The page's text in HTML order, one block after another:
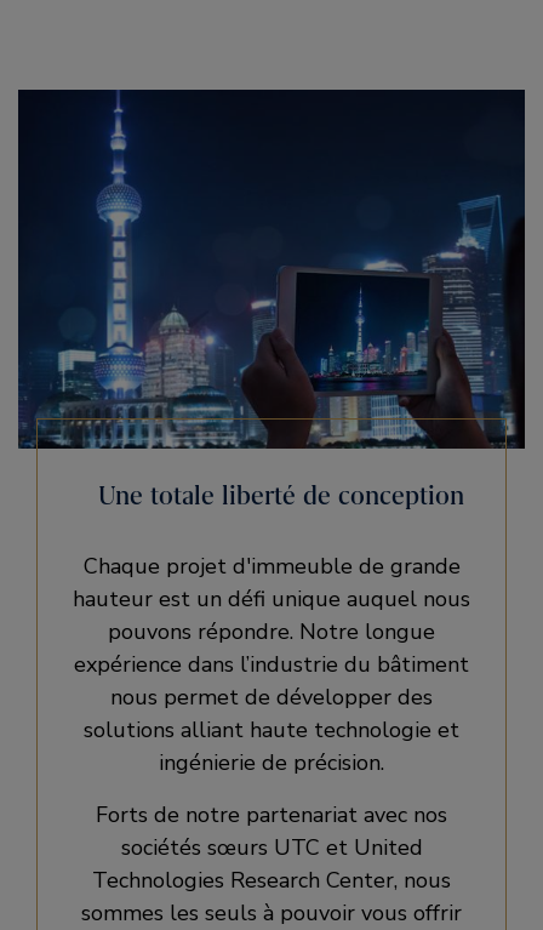
Une totale liberté de conception
Chaque projet d'immeuble de grande
hauteur est un défi unique auquel nous
pouvons répondre. Notre longue
expérience dans l’industrie du bâtiment
nous permet de développer des
solutions alliant haute technologie et
ingénierie de précision.
Forts de notre partenariat avec nos
sociétés sœurs UTC et United
Technologies Research Center, nous
sommes les seuls à pouvoir vous offrir